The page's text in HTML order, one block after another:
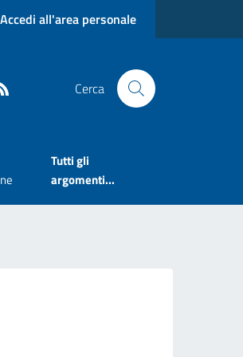
Accedi all'area personale
Cerca
Tutti gli
argomenti...